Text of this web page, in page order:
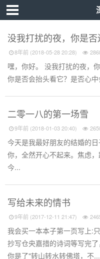
没我打扰的夜，你是否
8年前 (2018-05-28 20:28)
嘿，你好。 没我打扰的夜，
你是否会抬头看它？是否心
二零一八的第一场雪
9年前 (2018-01-03 20:40)
今天是我最好朋友的结婚的
你，全然开心不起来。焦虑
今...
写给未来的情书
9年前 (2017-12-11 21:47)
我会买一本本子第一页写上:
抄写仓央嘉措的诗词等写完
你是了"转山转水转佛塔，不...